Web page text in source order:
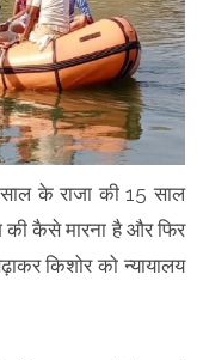
के राजा की 15 साल
की कैसे मारना है और फिर
किशोर को न्यायालय